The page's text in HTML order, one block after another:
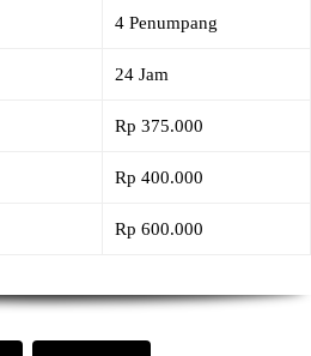
4 Penumpang
24 Jam
Rp 375.000
Rp 400.000
Rp 600.000